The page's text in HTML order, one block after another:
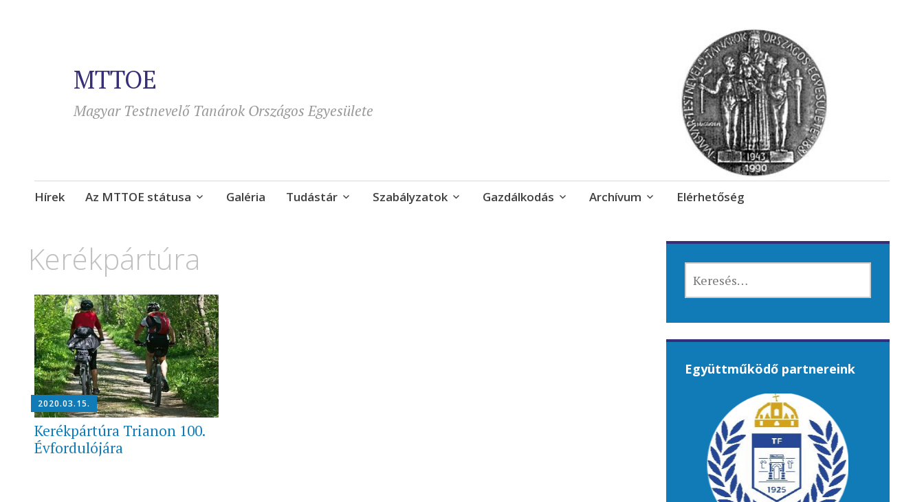
MTTOE
Magyar Testnevelő Tanárok Országos Egyesülete
Tovább
Hírek Az MTTOE státusa Galéria Tudástár Szabályzatok Gazdálkodás Archívum Elérhetőség
Kerékpártúra
2020.03.15.
Kerékpártúra Trianon 100.
Évfordulójára
Együttműködő partnereink